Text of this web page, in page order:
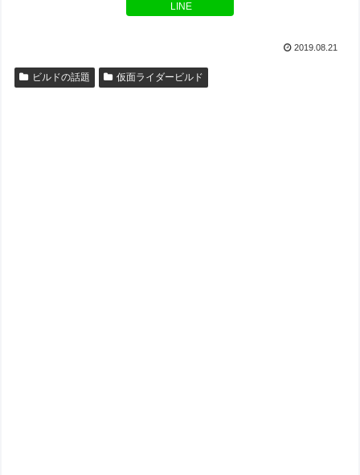
LINE
2019.08.21
ビルドの話題 仮面ライダービルド